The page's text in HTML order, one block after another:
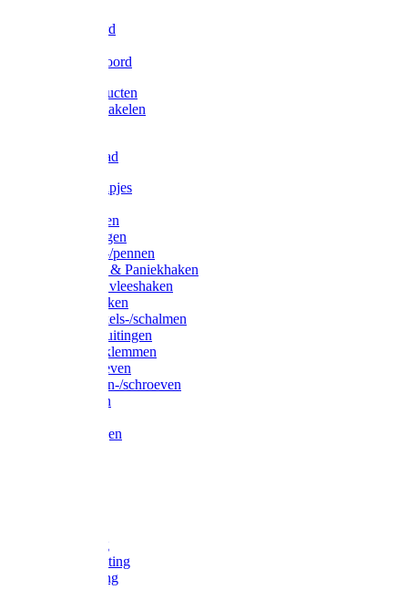
Metselkoord
Elastisch koord
Afdekproducten
Heffen en takelen
Waslijndraad
Simplexknipjes
Sleutelringen
Gelaste ringen
Borgveren-/pennen
Musketons & Paniekhaken
S-haken & vleeshaken
Karabijnhaken
Noodschakels-/schalmen
Harp-/D-sluitingen
Staaldraadklemmen
Spanschroeven
Ringmoeren-/schroeven
Puntkousen
Aanlegringen
Voetketting
Scheepsketting
Victorketting